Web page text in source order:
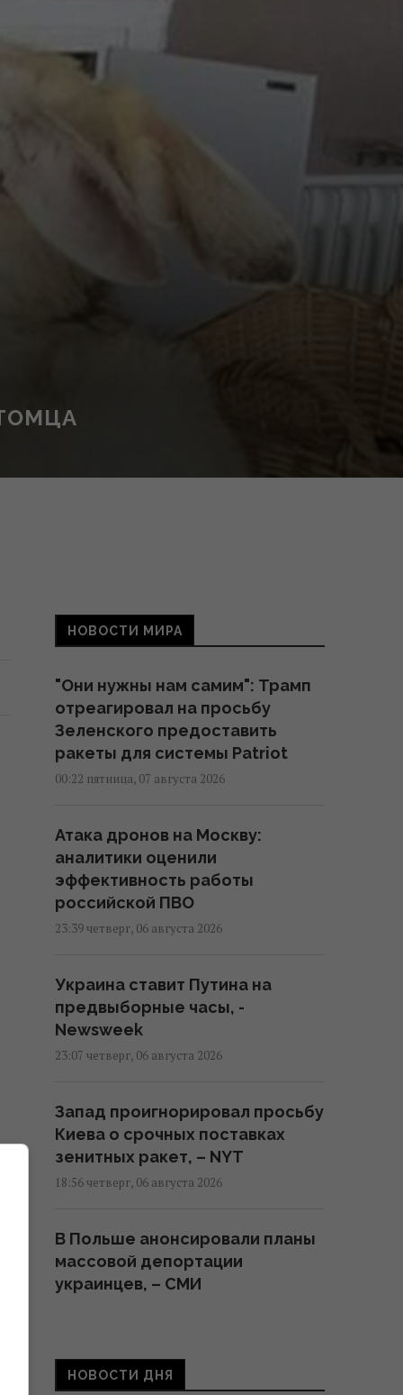
НОВОСТИ МИРА
"Они нужны нам самим": Трамп
отреагировал на просьбу
Зеленского предоставить
ракеты для системы Patriot
00:22 пятница, 07 августа 2026
Атака дронов на Москву:
аналитики оценили
эффективность работы
российской ПВО
23:39 четверг, 06 августа 2026
Украина ставит Путина на
предвыборные часы, -
Newsweek
23:07 четверг, 06 августа 2026
Запад проигнорировал просьбу
Киева о срочных поставках
зенитных ракет, – NYT
18:56 четверг, 06 августа 2026
В Польше анонсировали планы
массовой депортации
украинцев, – СМИ
Атакованный в Лейпциге
самолет "Антонова" перевозил
НОВОСТИ ДНЯ